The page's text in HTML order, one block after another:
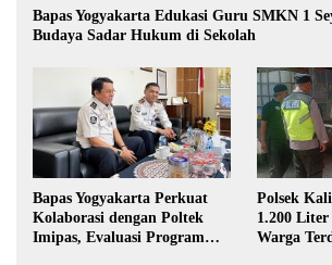
Bapas Yogyakarta Edukasi Guru SMKN 1
Budaya Sadar Hukum di Sekolah
Bapas Yogyakarta Perkuat
Kolaborasi dengan Poltek
Imipas, Evaluasi Program
Polsek
1.200
Warga